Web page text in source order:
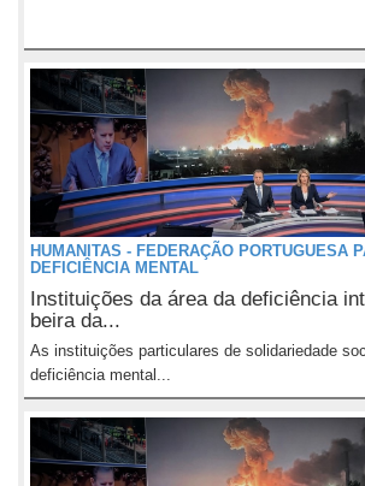
HUMANITAS - FEDERAÇÃO PORTUGUESA
DEFICIÊNCIA MENTAL
Instituições da área da deficiência
beira da...
As instituições particulares de solidariedade
deficiência mental...